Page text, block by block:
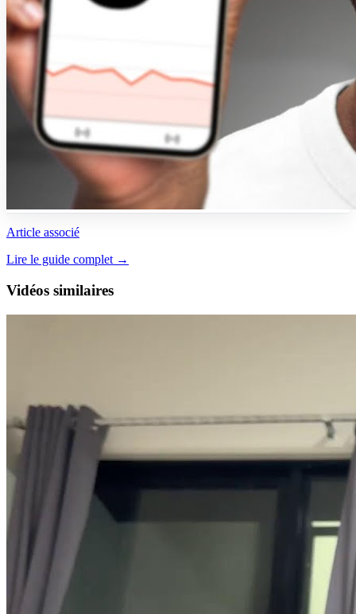
Article associé
Lire le guide complet →
Vidéos similaires